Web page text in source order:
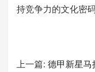
持竞争力的文化密码
上一篇: 德甲新星马